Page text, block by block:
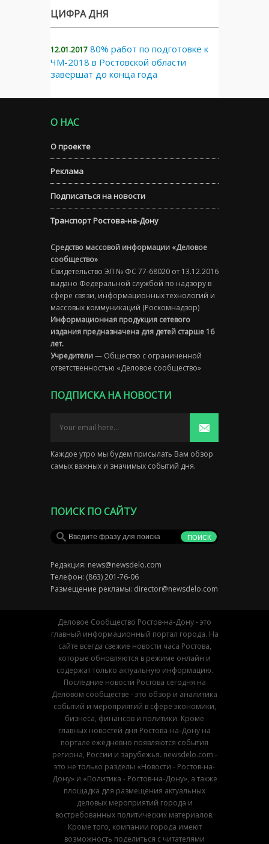
ЦИФРА ДНЯ
12.01.2017 80% работ по подготовке к
ЧМ-2018 в Ростовской области
завершат до конца года
О НАС
О проекте
Реклама
Подписаться на новости
Транспорт Ростова-на-Дону
Средство массовой информации «Деловое
сообщество»
Свидетельство ЭЛ № ФС 77-68020 от 13.12.2016
выдано Федеральной службой по надзору в
сфере связи, информационных технологий и
массовых коммуникаций (Роскомнадзор)
Информационная продукция сетевого
издания предназначена для детей старше 16
лет.
Учредители— Общество с ограниченной
ответственностью «Деловое сообщество»
ПОДПИСКА НА НОВОСТИ
Каждое утро мы будем присылать Вам обзор
самых важных и значимых событий дня.
ПОИСК ПО САЙТУ
Редакция: news@newsdelo.com
Телефон: (863) 201-76-06
Размещение рекламы: director@newsdelo.com
Деловое Сообщество Ростов-на-Дону - это
главный информационный портал города. На
сайте всегда свежие новости часа Ростова,
которые обновляются в режиме онлайн и
содержат только актуальную информацию.
Последние новости Ростова сегодня на
Деловом сообществе - это обзор и аналитика
событий и мероприятий в сфере экономики,
бизнеса, финансов и политики. Кроме
главных новостей дня Ростова-на-Дону на
портале ежедневно появляются события
региона, России и зарубежья. newsdelo.com -
это не только разделы «Новости - Ростов-на-
Дону» и «Политика - Ростов-на-Дону», а также
площадка для размещения актуальных
деловых мероприятий города и
востребованных политических материалов.
Кроме того, компании города имеют
возможность поделиться с читателями